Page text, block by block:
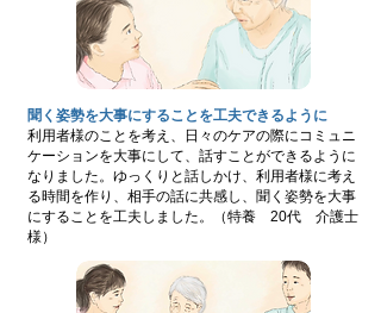
聞く姿勢を大事にすることを工夫できるように
利用者様のことを考え、日々のケアの際にコミュニ
ケーションを大事にして、話すことができるように
なりました。ゆっくりと話しかけ、利用者様に考え
る時間を作り、相手の話に共感し、聞く姿勢を大事
にすることを工夫しました。（特養 20代 介護士
様）